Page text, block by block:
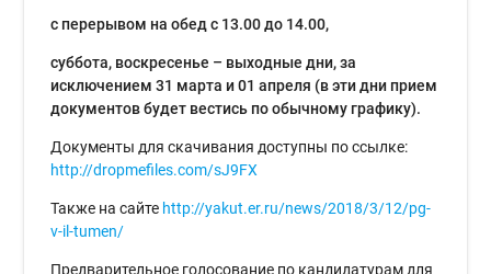
с перерывом на обед с 13.00 до 14.00,
суббота, воскресенье – выходные дни, за
исключением 31 марта и 01 апреля (в эти дни прием
документов будет вестись по обычному графику).
Документы для скачивания доступны по ссылке:
http://dropmefiles.com/sJ9FX
Также на сайте http://yakut.er.ru/news/2018/3/12/pg-
v-il-tumen/
Предварительное голосование по кандидатурам для